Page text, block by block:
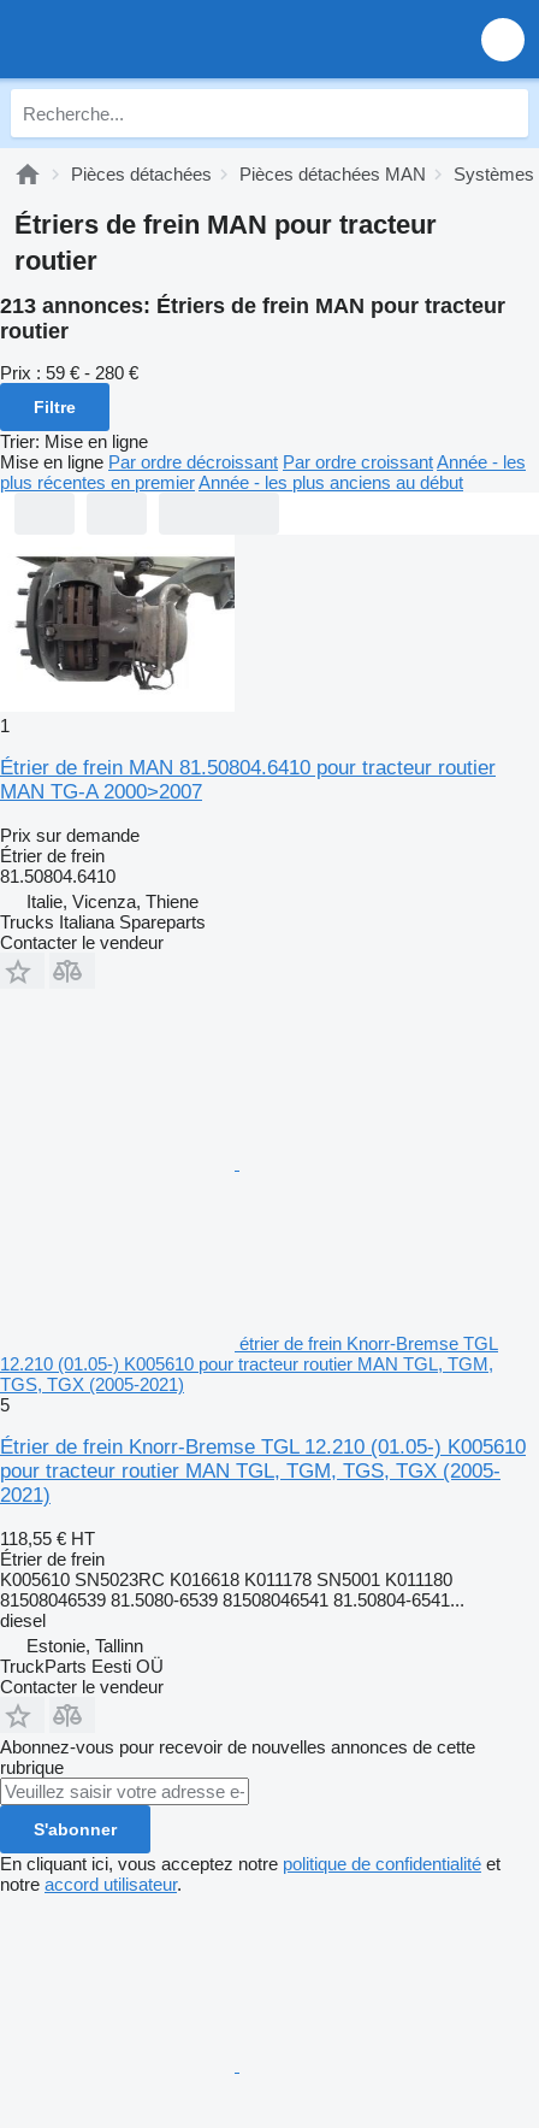
Pièces détachées Pièces détachées MAN Systèmes
Étriers de frein MAN pour tracteur
routier
213 annonces: Étriers de frein MAN pour tracteur
routier
Prix : 59 € - 280 €
Filtre
Trier: Mise en ligne
Mise en ligne Par ordre décroissant Par ordre croissantAnnée - les
plus récentes en premierAnnée - les plus anciens au début
1
Étrier de frein MAN 81.50804.6410 pour tracteur routier
MAN TG-A 2000>2007
Prix sur demande
Étrier de frein
81.50804.6410
Italie, Vicenza, Thiene
Trucks Italiana Spareparts
Contacter le vendeur
étrier de frein Knorr-Bremse TGL
12.210 (01.05-) K005610 pour tracteur routier MAN TGL, TGM,
TGS, TGX (2005-2021)
5
Étrier de frein Knorr-Bremse TGL 12.210 (01.05-) K005610
pour tracteur routier MAN TGL, TGM, TGS, TGX (2005-
2021)
118,55 € HT
Étrier de frein
K005610 SN5023RC K016618 K011178 SN5001 K011180
81508046539 81.5080-6539 81508046541 81.50804-6541...
diesel
Estonie, Tallinn
TruckParts Eesti OÜ
Contacter le vendeur
Abonnez-vous pour recevoir de nouvelles annonces de cette
rubrique
S'abonner
En cliquant ici, vous acceptez notre politique de confidentialité et
notre accord utilisateur.